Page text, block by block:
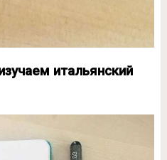
итальянский